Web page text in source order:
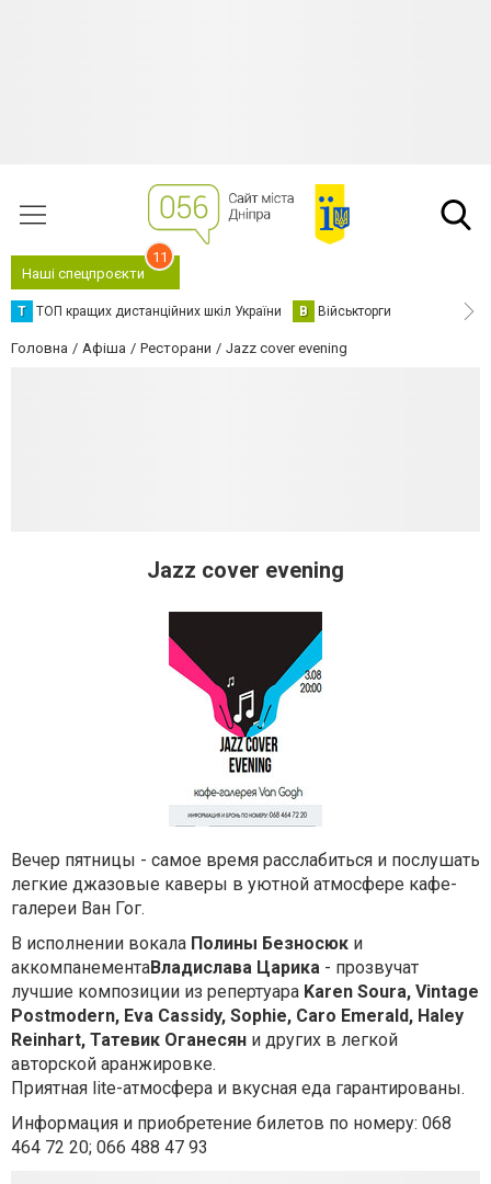
Наші спецпроєкти
11
Т ТОП кращих дистанційних шкіл України В Військторги
Головна Афіша Ресторани Jazz cover evening
Jazz cover evening
Вечер пятницы - самое время расслабиться и послушать
легкие джазовые каверы в уютной атмосфере кафе-
галереи Ван Гог.
В исполнении вокала Полины Безносюк и
аккомпанементаВладислава Царика - прозвучат
лучшие композиции из репертуара Karen Soura, Vintage
Postmodern, Eva Cassidy, Sophie, Caro Emerald, Haley
Reinhart, Татевик Оганесян и других в легкой
авторской аранжировке.
Приятная lite-атмосфера и вкусная еда гарантированы.
Информация и приобретение билетов по номеру: 068
464 72 20; 066 488 47 93